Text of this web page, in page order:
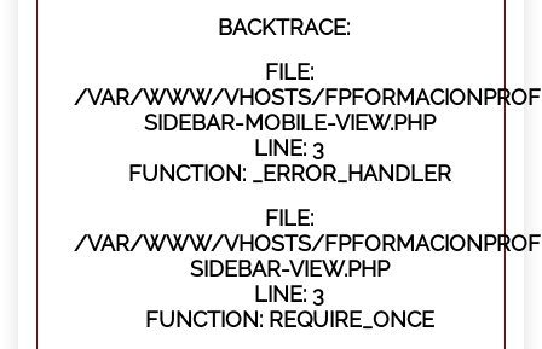
BACKTRACE:
FILE:
/VAR/WWW/VHOSTS/
SIDEBAR-MOBILE-VIEW.PHP
LINE: 3
FUNCTION: _ERROR_HANDLER
FILE:
/VAR/WWW/VHOSTS/
SIDEBAR-VIEW.PHP
LINE: 3
FUNCTION: REQUIRE_ONCE